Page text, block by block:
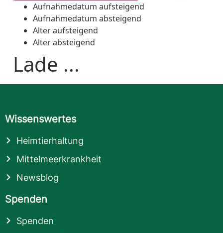
Aufnahmedatum aufsteigend
Aufnahmedatum absteigend
Alter aufsteigend
Alter absteigend
Lade ...
Wissenswertes
Heimtierhaltung
Mittelmeerkrankheit
Newsblog
Spenden
Spenden